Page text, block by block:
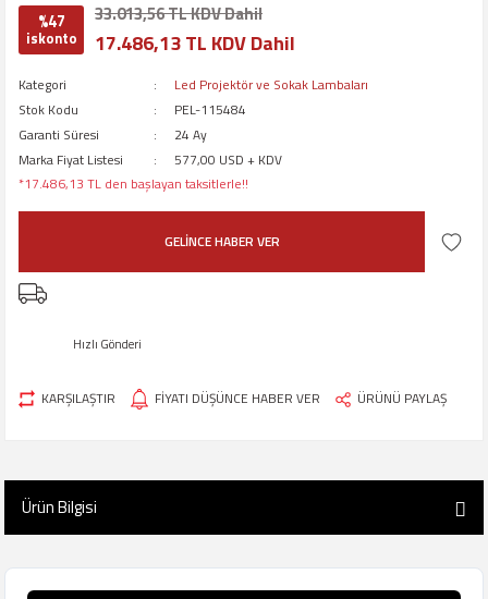
%47
iskonto
33.013,56 TL KDV Dahil
17.486,13 TL KDV Dahil
Kategori
Led Projektör ve Sokak Lambaları
Stok Kodu
PEL-115484
Garanti Süresi
24 Ay
Marka Fiyat Listesi
577,00 USD + KDV
*17.486,13 TL den başlayan taksitlerle!!
GELİNCE HABER VER
Hızlı Gönderi
KARŞILAŞTIR FİYATI DÜŞÜNCE HABER VER ÜRÜNÜ PAYLAŞ
Ürün Bilgisi